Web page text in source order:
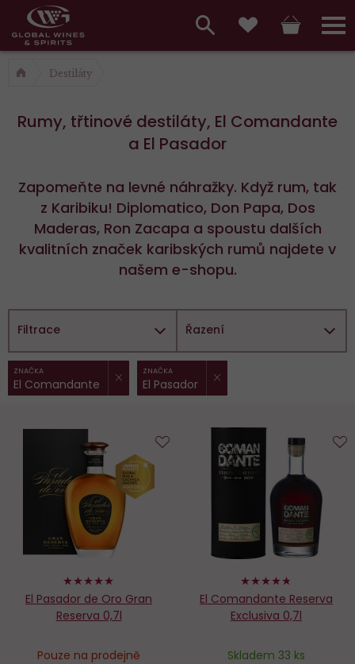
Hlavní
menu,
košík,
vyhledávání,
přihlášení
Destiláty
Rumy, třtinové destiláty, El Comandante
a El Pasador
Zapomeňte na levné náhražky. Když rum, tak
z Karibiku! Diplomatico, Don Papa, Dos
Maderas, Ron Zacapa a spoustu dalších
kvalitních značek karibských rumů najdete v
našem e-shopu.
Filtrace
Vybrané
filtry:
ZNAČKA
El Comandante
ZNAČKA
El Pasador
Řazení
98%
El Pasador de Oro Gran
Reserva 0,7l
Pouze na prodejně
oblíbených
94%
El Comandante Reserva
Exclusiva 0,7l
Skladem 33 ks